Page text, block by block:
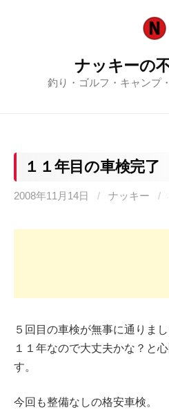
ナッキーの
釣り・ゴルフ・キャンプ
１１年目の車検完了
2008年11月14日 / ナッキー /
５回目の車検が無事に通りまし
１１年なので大丈夫かな？と
す。
今回も整備なしの格安車検。